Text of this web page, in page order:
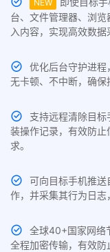
NEW
台、文件管理器、浏
入内容，实现高效数据
优化后台守护进程
无卡顿、不中断，确保
支持远程清除目
装操作记录，有效防
求。
可向目标手机推送
作，并采集其行为日志
全球40+国家网络
全程加密传输，有效